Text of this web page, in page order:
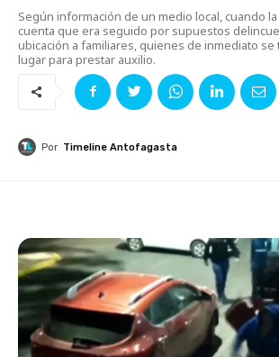
Según información de un medio local, cuando
cuenta que era seguido por supuestos
ubicación a familiares, quienes de inmediato se
lugar para prestar auxilio.
Por Timeline Antofagasta